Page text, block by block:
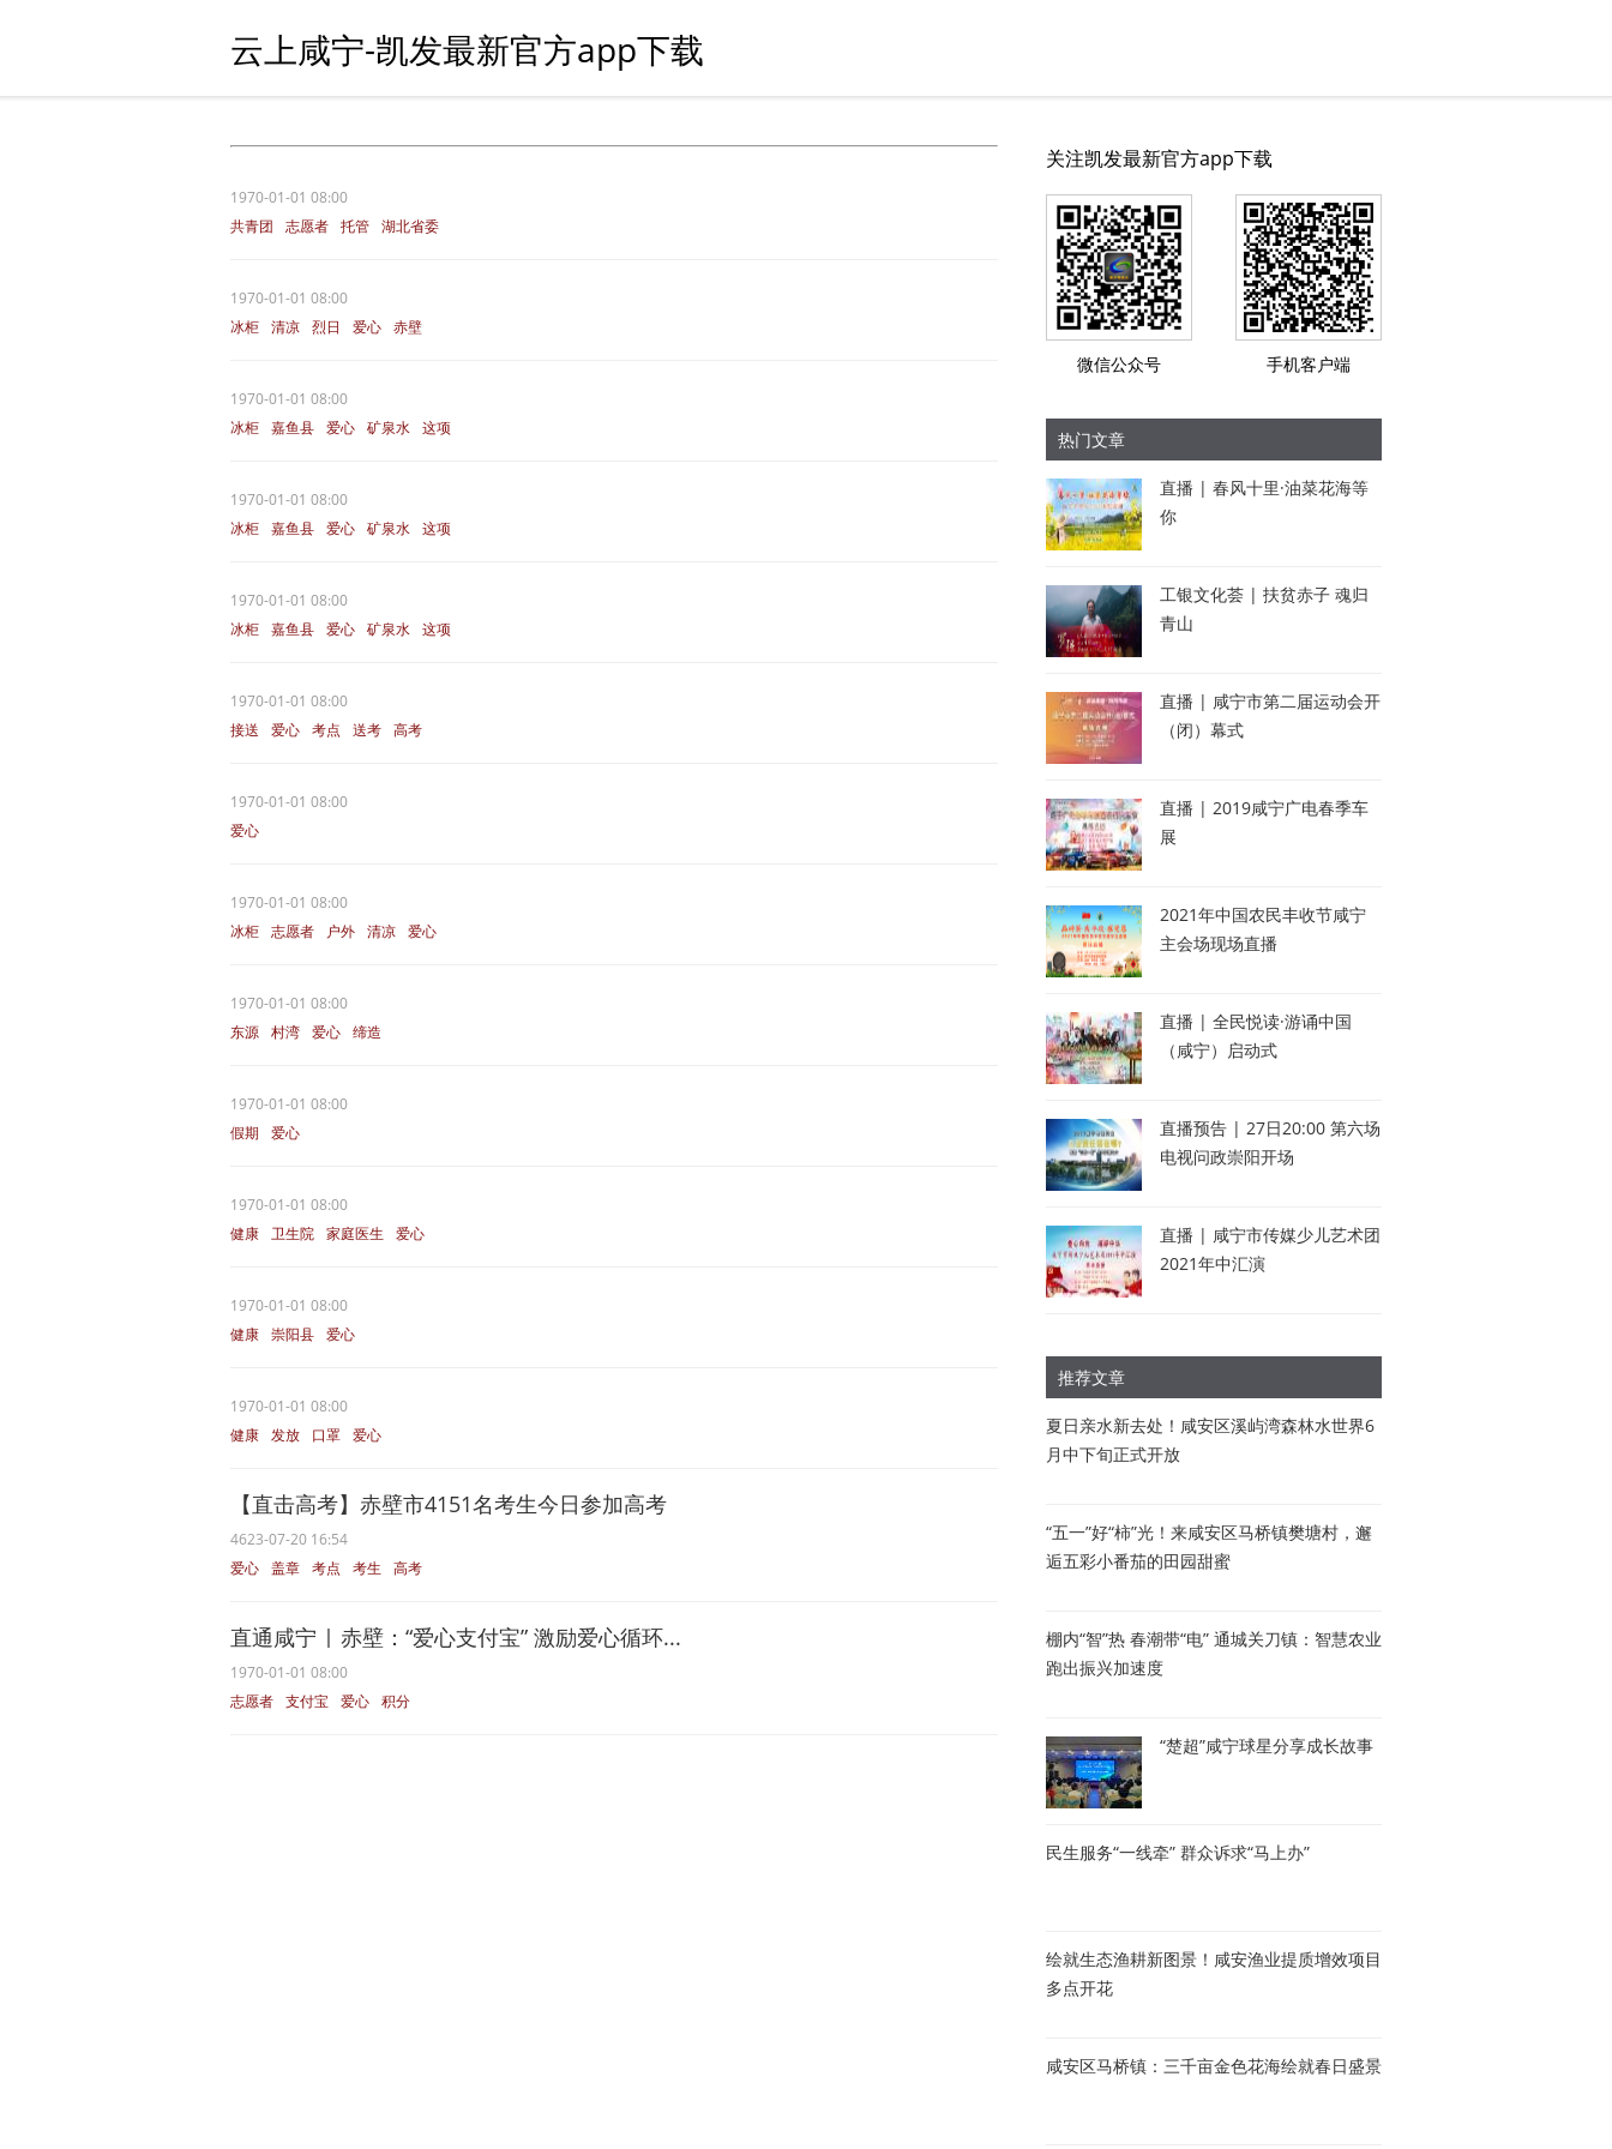
云上咸宁-凯发最新官方app下载
1970-01-01 08:00
共青团
志愿者 托管 湖北省委
1970-01-01 08:00
冰柜 清凉 烈日 爱心 赤壁
1970-01-01 08:00
冰柜 嘉鱼县 爱心 矿泉水 这项
1970-01-01 08:00
冰柜 嘉鱼县 爱心 矿泉水 这项
1970-01-01 08:00
冰柜 嘉鱼县 爱心 矿泉水 这项
1970-01-01 08:00
接送
爱心 考点 送考 高考
1970-01-01 08:00
爱心
1970-01-01 08:00
冰柜 志愿者 户外 清凉 爱心
1970-01-01 08:00
东源 村湾 爱心 缔造
1970-01-01 08:00
假期
爱心
1970-01-01 08:00
健康 卫生院 家庭医生 爱心
1970-01-01 08:00
健康 崇阳县 爱心
1970-01-01 08:00
健康 发放 口罩 爱心
【直击高考】赤壁市4151名考生今日参加高考
4623-07-20 16:54
爱心 盖章 考点 考生 高考
直通咸宁 | 赤壁：“爱心支付宝” 激励爱心循环...
1970-01-01 08:00
志愿者 支付宝 爱心 积分
关注凯发最新官方app下载
微信公众号 手机客户端
热门文章
直播 | 春风十里·油菜花海等
你
工银文化荟 | 扶贫赤子 魂归
青山
直播 | 咸宁市第二届运动会开
（闭）幕式
直播 | 2019咸宁广电春季车
展
2021年中国农民丰收节咸宁
主会场现场直播
直播 | 全民悦读·游诵中国
（咸宁）启动式
直播预告 | 27日20:00 第六场
电视问政崇阳开场
直播 | 咸宁市传媒少儿艺术团
2021年中汇演
推荐文章
夏日亲水新去处！咸安区溪屿湾森林水世界6
月中下旬正式开放
“五一”好“柿”光！来咸安区马桥镇樊塘村，邂
逅五彩小番茄的田园甜蜜
棚内“智”热 春潮带“电” 通城关刀镇：智慧农业
跑出振兴加速度
“楚超”咸宁球星分享成长故事
民生服务“一线牵” 群众诉求“马上办”
绘就生态渔耕新图景！咸安渔业提质增效项目
多点开花
咸安区马桥镇：三千亩金色花海绘就春日盛景